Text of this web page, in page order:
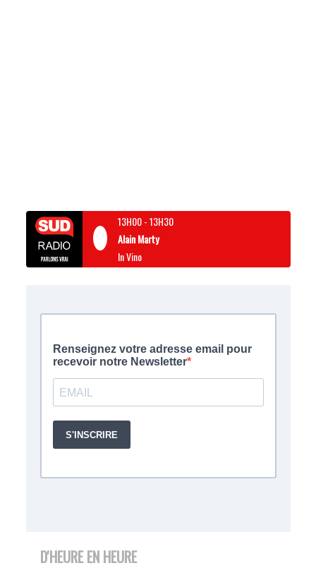
13H00-13H30
Alain Marty
In Vino
D'HEURE EN HEURE